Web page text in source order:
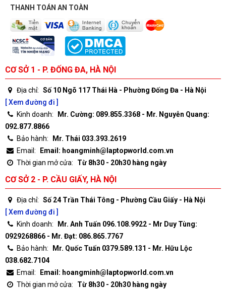
THANH TOÁN AN TOÀN
CƠ SỞ 1 - P. ĐỐNG ĐA, HÀ NỘI
Địa chỉ: Số 10 Ngõ 117 Thái Hà - Phường Đống Đa - Hà Nội
[ Xem đường đi ]
Kinh doanh:
Mr. Cường: 089.855.3368 - Mr. Nguyễn Quang:
092.877.8866
Bảo hành:
Mr. Thái 033.393.2619
Email:
Email: hoangminh@laptopworld.com.vn
Thời gian mở cửa:
Từ 8h30 - 20h30 hàng ngày
CƠ SỞ 2 - P. CẦU GIẤY, HÀ NỘI
Địa chỉ: Số 24 Trần Thái Tông - Phường Cầu Giấy - Hà Nội
[ Xem đường đi ]
Kinh doanh:
Mr. Anh Tuấn 096.108.9922 - Mr Duy Tùng:
0929268866 - Mr. Đạt: 086.865.7767
Bảo hành:
Mr. Quốc Tuấn 0379.589.131 - Mr. Hữu Lộc
038.682.7104
Email:
Email: hoangminh@laptopworld.com.vn
Thời gian mở cửa:
Từ 8h30 - 20h30 hàng ngày